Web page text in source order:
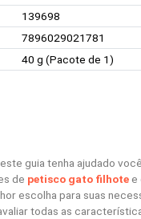
139698
7896029021781
40 g (Pacote de 1)
guia tenha ajudado
de petisco gato filhotee
escolha para suas
todas as